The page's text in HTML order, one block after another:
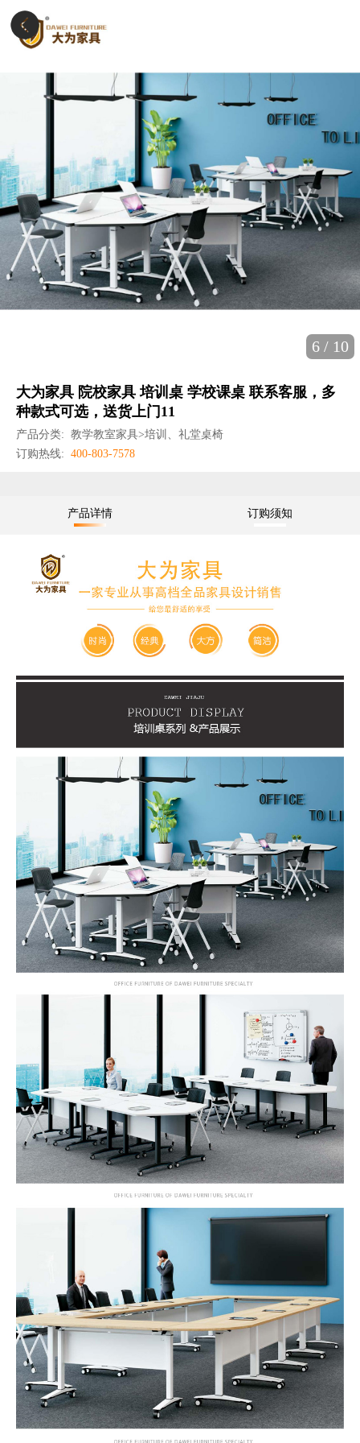
6 / 10
大为家具 院校家具 培训桌 学校课桌 联系客服，多
种款式可选，送货上门11
产品分类: 教学教室家具>培训、礼堂桌椅
订购热线: 400-803-7578
产品详情 订购须知